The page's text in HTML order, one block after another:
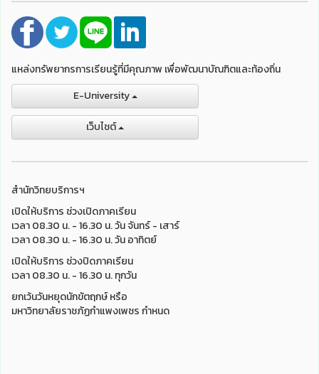
แหล่งทรัพยากรการเรียนรู้ที่มีคุณภาพ เพื่อพัฒนาบัณฑิตและท้องถิ่น
E-University
เว็บไชต์
สำนักวิทยบริการฯ
เปิดให้บริการ ช่วงเปิดภาคเรียน
เวลา 08.30 น. - 16.30 น. วัน จันทร์ - เสาร์
เวลา 08.30 น. - 16.30 น. วัน อาทิตย์
เปิดให้บริการ ช่วงปิดภาคเรียน
เวลา 08.30 น. - 16.30 น. ทุกวัน
ยกเว้นวันหยุดนักขัตฤกษ์ หรือ
มหาวิทยาลัยราชภัฏกำแพงเพชร กำหนด